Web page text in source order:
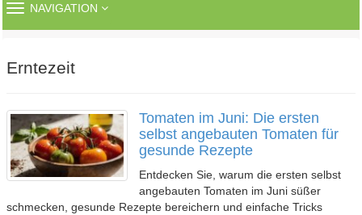
TOGGLE
NAVIGATION
Erntezeit
Tomaten im Juni: Die ersten
selbst angebauten Tomaten für
gesunde Rezepte
Entdecken Sie, warum die ersten selbst
angebauten Tomaten im Juni süßer
schmecken, gesunde Rezepte bereichern und einfache Tricks